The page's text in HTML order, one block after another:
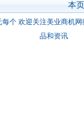
本
个 欢迎关注美业商机
品和资讯